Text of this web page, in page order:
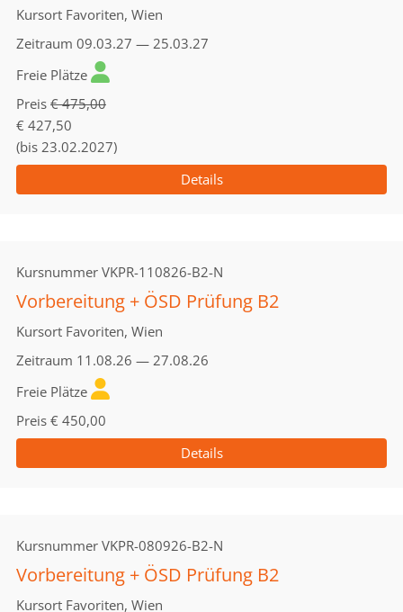
Kursort Favoriten, Wien
Zeitraum 09.03.27 — 25.03.27
Freie Plätze
Preis € 475,00
€ 427,50
(bis 23.02.2027)
Details
Kursnummer VKPR-110826-B2-N
Vorbereitung + ÖSD Prüfung B2
Kursort Favoriten, Wien
Zeitraum 11.08.26 — 27.08.26
Freie Plätze
Preis € 450,00
Details
Kursnummer VKPR-080926-B2-N
Vorbereitung + ÖSD Prüfung B2
Kursort Favoriten, Wien